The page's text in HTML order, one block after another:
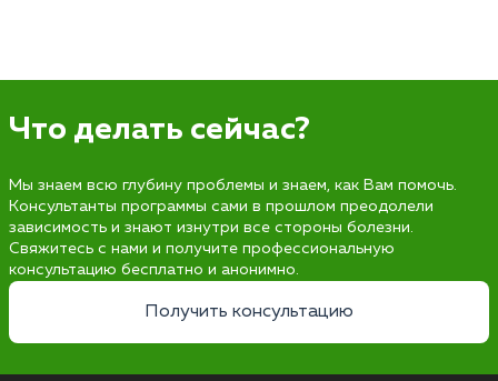
Что делать сейчас?
Мы знаем всю глубину проблемы и знаем, как Вам помочь.
Консультанты программы сами в прошлом преодолели
зависимость и знают изнутри все стороны болезни.
Свяжитесь с нами и получите профессиональную
консультацию бесплатно и анонимно.
Получить консультацию